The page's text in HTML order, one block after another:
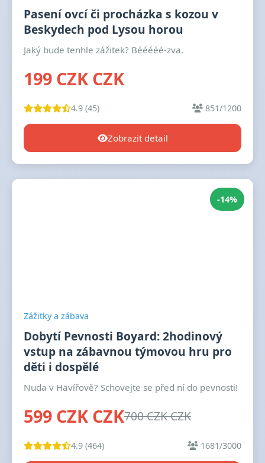
Pasení ovcí či procházka s kozou v
Beskydech pod Lysou horou
Jaký bude tenhle zážitek? Bééééé-zva.
199 CZK CZK
4.9 (45) 851/1200
Zobrazit detail
-14%
Zážitky a zábava
Dobytí Pevnosti Boyard: 2hodinový
vstup na zábavnou týmovou hru pro
děti i dospělé
Nuda v Havířově? Schovejte se před ní do pevnosti!
599 CZK CZK700 CZK CZK
4.9 (464) 1681/3000